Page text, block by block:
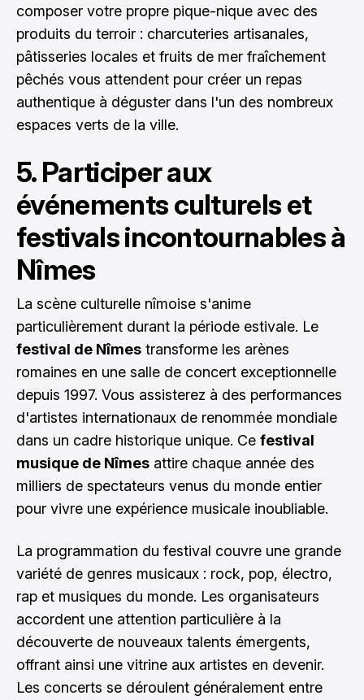
composer votre propre pique-nique avec des
produits du terroir : charcuteries artisanales,
pâtisseries locales et fruits de mer fraîchement
pêchés vous attendent pour créer un repas
authentique à déguster dans l'un des nombreux
espaces verts de la ville.
5. Participer aux
événements culturels et
festivals incontournables à
Nîmes
La scène culturelle nîmoise s'anime
particulièrement durant la période estivale. Le
festival de Nîmes transforme les arènes
romaines en une salle de concert exceptionnelle
depuis 1997. Vous assisterez à des performances
d'artistes internationaux de renommée mondiale
dans un cadre historique unique. Ce festival
musique de Nîmes attire chaque année des
milliers de spectateurs venus du monde entier
pour vivre une expérience musicale inoubliable.
La programmation du festival couvre une grande
variété de genres musicaux : rock, pop, électro,
rap et musiques du monde. Les organisateurs
accordent une attention particulière à la
découverte de nouveaux talents émergents,
offrant ainsi une vitrine aux artistes en devenir.
Les concerts se déroulent généralement entre